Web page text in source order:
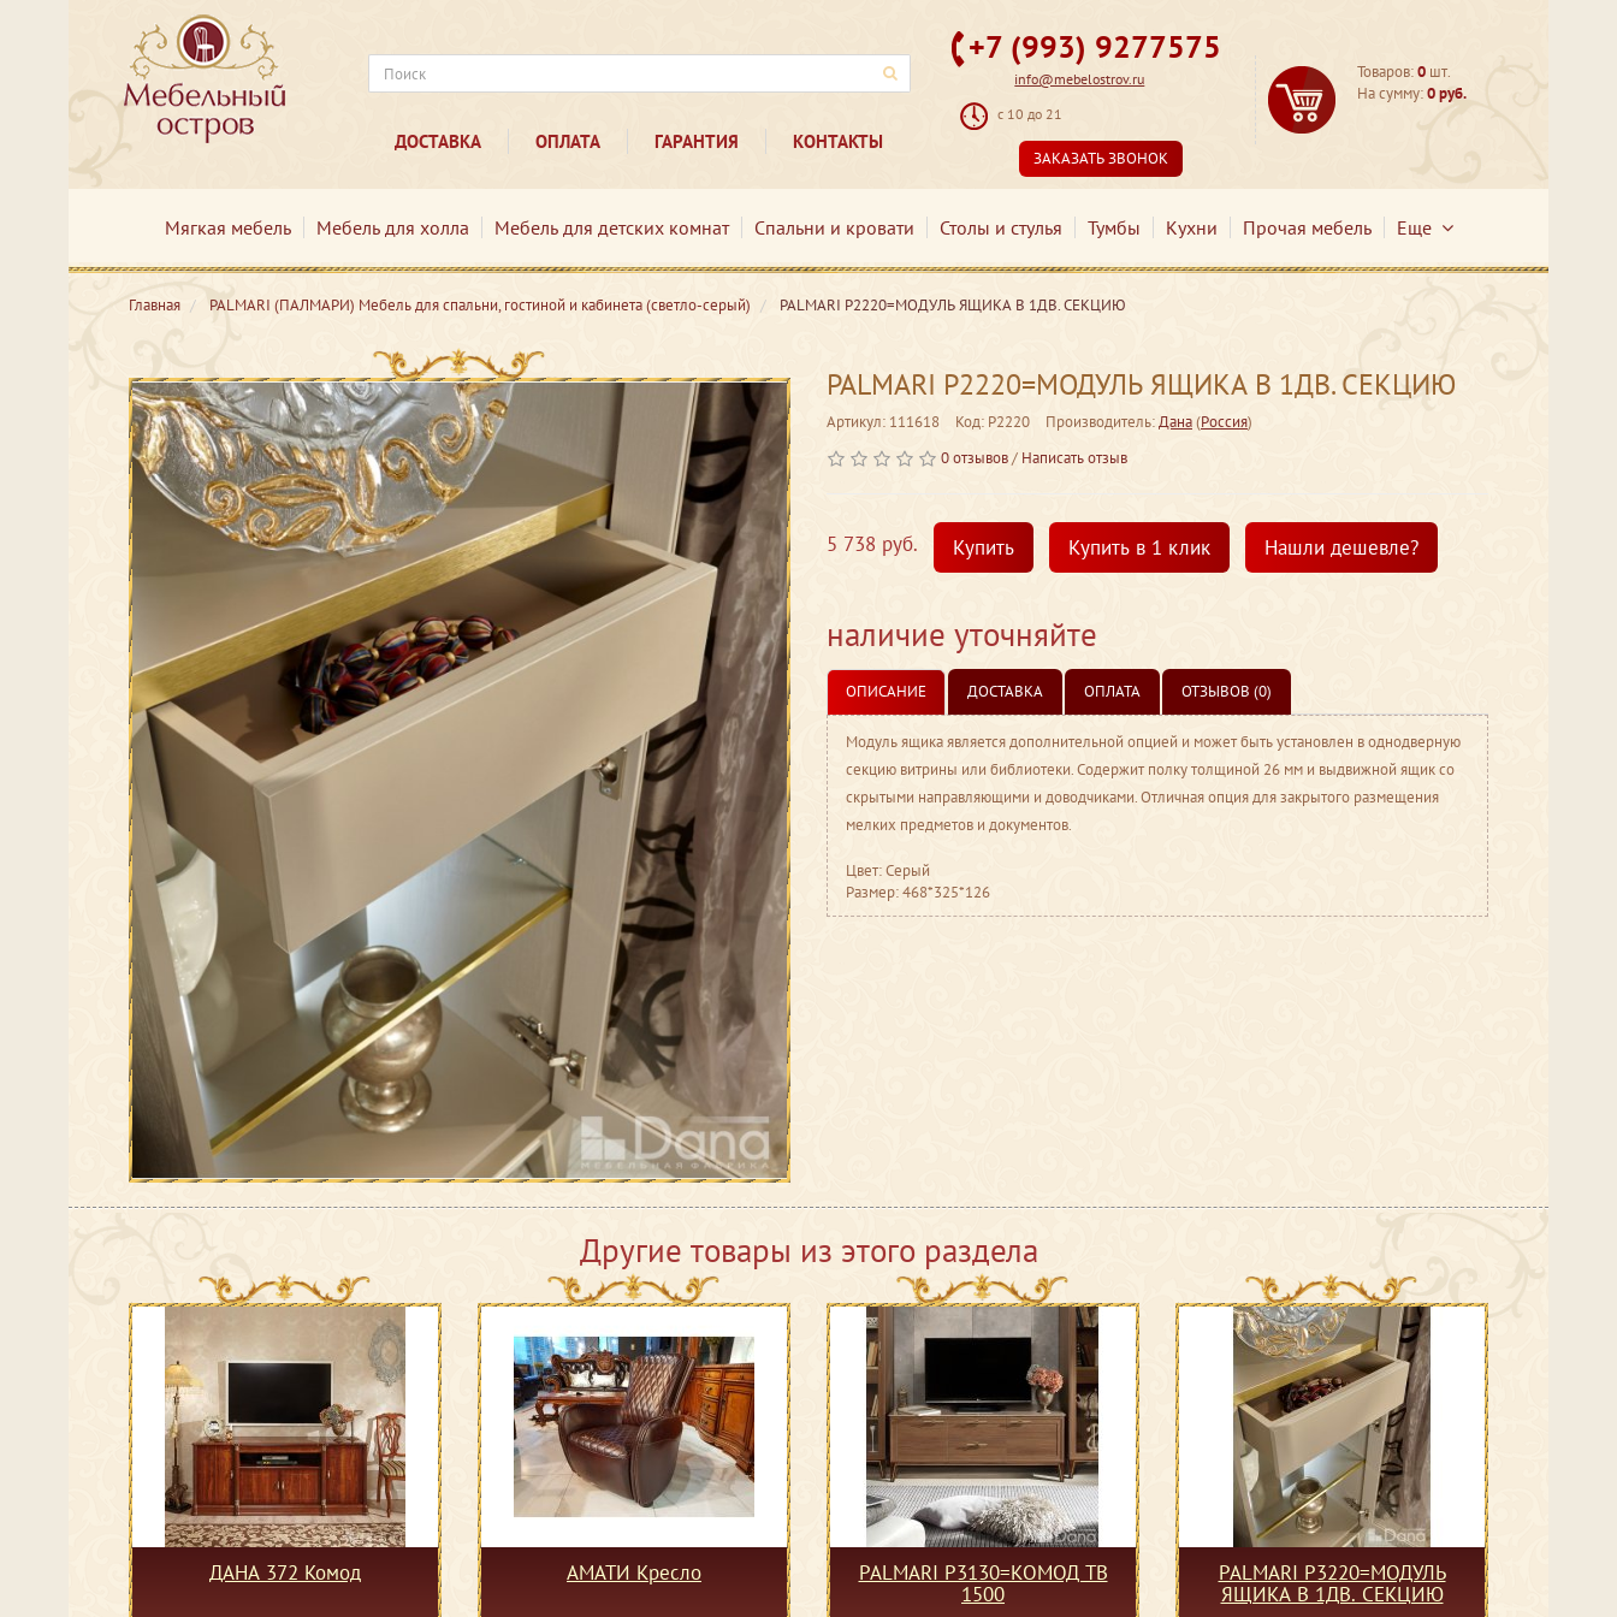
ДОСТАВКА ОПЛАТА ГАРАНТИЯ КОНТАКТЫ
+7 (993) 9277575
info@mebelostrov.ru
с 10 до 21
ЗАКАЗАТЬ ЗВОНОК
Товаров:0 шт.
На сумму:0 руб.
Мягкая мебель Мебель для холла Мебель для детских комнат Спальни и кровати Столы и стулья Тумбы Кухни Прочая мебель Еще
Главная PALMARI (ПАЛМАРИ) Мебель для спальни, гостиной и кабинета (светло-серый) PALMARI P2220=МОДУЛЬ ЯЩИКА В 1ДВ. СЕКЦИЮ
PALMARI P2220=МОДУЛЬ ЯЩИКА В 1ДВ. СЕКЦИЮ
Артикул: 111618 Код: P2220 Производитель:Дана(Россия)
0 отзывов/ Написать отзыв
5 738 руб. Купить Купить в 1 клик Нашли дешевле?
наличие уточняйте
ОПИСАНИЕ ДОСТАВКА ОПЛАТА ОТЗЫВОВ (0)
Модуль ящика является дополнительной опцией и может быть установлен в однодверную
секцию витрины или библиотеки. Содержит полку толщиной 26 мм и выдвижной ящик со
скрытыми направляющими и доводчиками. Отличная опция для закрытого размещения
мелких предметов и документов.
Цвет: Серый
Размер: 468*325*126
Другие товары из этого раздела
ДАНА 372 Комод АМАТИ Кресло
PALMARI P3130=КОМОД ТВ
1500
PALMARI P3220=МОДУЛЬ
ЯЩИКА В 1ДВ. СЕКЦИЮ